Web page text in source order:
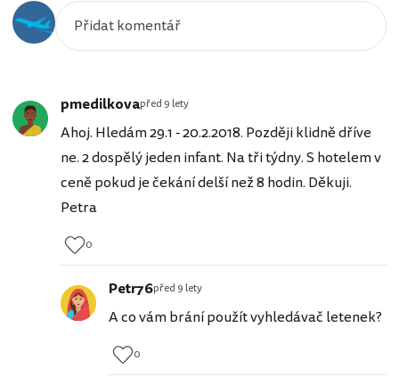
pmedilkovapřed 9 lety
Ahoj. Hledám 29.1 - 20.2.2018. Později klidně dříve
ne. 2 dospělý jeden infant. Na tři týdny. S hotelem v
ceně pokud je čekání delší než 8 hodin. Děkuji.
Petra
0
Petr76před 9 lety
A co vám brání použít vyhledávač letenek?
0